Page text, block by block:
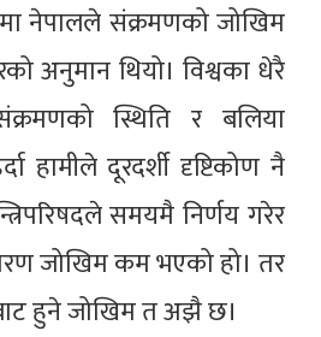
नेपालले संक्रमणको जोखिम
अनुमान थियो। विश्वका धेरै
स्थिति र बलिया
हामीले दूरदर्शी दृष्टिकोण नै
समयमै निर्णय गरेर
जोखिम कम भएको हो। तर
हुने जोखिम त अझै छ।